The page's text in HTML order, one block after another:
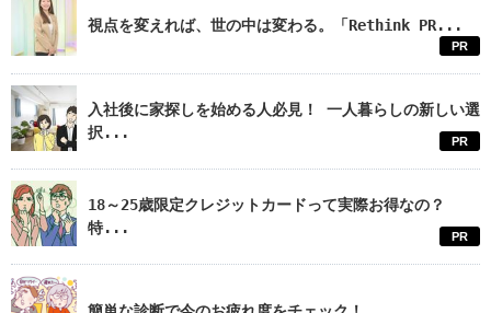
視点を変えれば、世の中は変わる。「Rethink PR...
PR
入社後に家探しを始める人必見！ 一人暮らしの新しい選
択...
PR
18～25歳限定クレジットカードって実際お得なの？
特...
PR